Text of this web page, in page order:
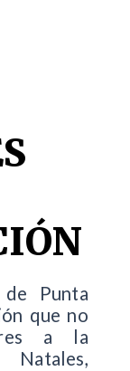
Punta
que no
a la